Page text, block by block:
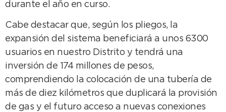
durante el año en curso.
Cabe destacar que, según los pliegos, la
expansión del sistema beneficiará a unos 6300
usuarios en nuestro Distrito y tendrá una
inversión de 174 millones de pesos,
comprendiendo la colocación de una tubería de
más de diez kilómetros que duplicará la provisión
de gas y el futuro acceso a nuevas conexiones